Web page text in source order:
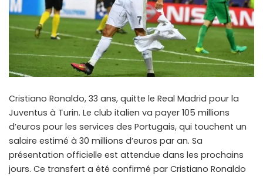
Cristiano Ronaldo, 33 ans, quitte le Real Madrid pour la
Juventus à Turin. Le club italien va payer 105 millions
d’euros pour les services des Portugais, qui touchent un
salaire estimé à 30 millions d’euros par an. Sa
présentation officielle est attendue dans les prochains
jours. Ce transfert a été confirmé par Cristiano Ronaldo